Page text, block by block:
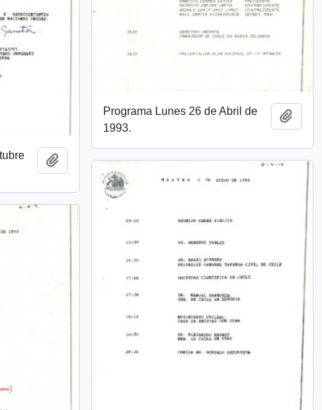
Programa Lunes 26 de Abril de
1993.
Añadir al portapapeles